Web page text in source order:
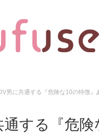
ゴリ
趣味
男に共通する『危険な10の特徴』
通する『危